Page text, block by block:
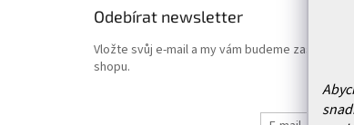
Odebírat newsletter
Vložte svůj e-mail a my vám budeme zasílat
shopu.